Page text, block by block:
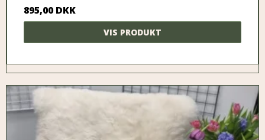
895,00 DKK
VIS PRODUKT